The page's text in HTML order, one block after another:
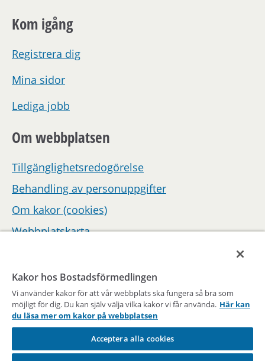
Kom igång
Registrera dig
Mina sidor
Lediga jobb
Om webbplatsen
Tillgänglighetsredogörelse
Behandling av personuppgifter
Om kakor (cookies)
Webbplatskarta
En del av Stockholms stad
Kakor hos Bostadsförmedlingen
Vi använder kakor för att vår webbplats ska fungera så bra som
möjligt för dig. Du kan själv välja vilka kakor vi får använda. Här kan
du läsa mer om kakor på webbplatsen
Acceptera alla cookies